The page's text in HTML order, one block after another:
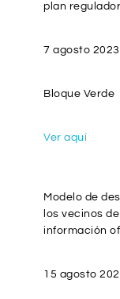
plan
7 agosto 2023
Bloque Verde
Ver aquí
Modelo de
los vecinos
información
15 agosto